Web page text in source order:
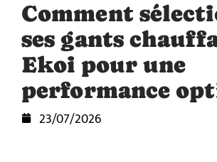
Comment
ses gants
Ekoi pour une
performance
23/07/2026